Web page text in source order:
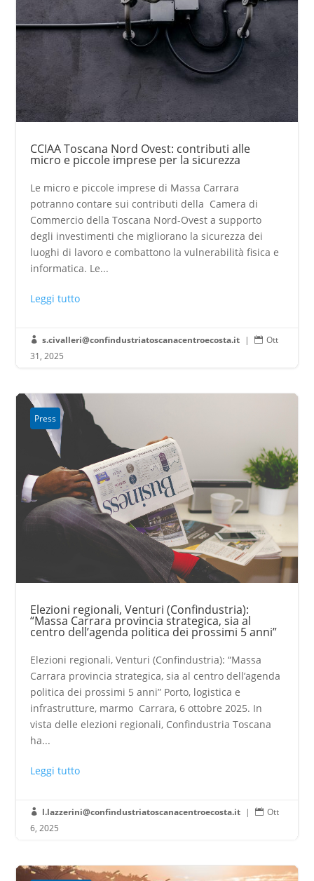
CCIAA Toscana Nord Ovest: contributi alle
micro e piccole imprese per la sicurezza
Le micro e piccole imprese di Massa Carrara
potranno contare sui contributi della Camera di
Commercio della Toscana Nord-Ovest a supporto
degli investimenti che migliorano la sicurezza dei
luoghi di lavoro e combattono la vulnerabilità fisica e
informatica. Le...
Leggi tutto
 s.civalleri@confindustriatoscanacentroecosta.it |  Ott
31, 2025
Press
Elezioni regionali, Venturi (Confindustria):
“Massa Carrara provincia strategica, sia al
centro dell’agenda politica dei prossimi 5 anni”
Elezioni regionali, Venturi (Confindustria): “Massa
Carrara provincia strategica, sia al centro dell’agenda
politica dei prossimi 5 anni” Porto, logistica e
infrastrutture, marmo Carrara, 6 ottobre 2025. In
vista delle elezioni regionali, Confindustria Toscana
ha...
Leggi tutto
 l.lazzerini@confindustriatoscanacentroecosta.it |  Ott
6, 2025